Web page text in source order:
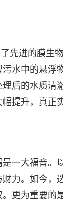
先进的膜生
水中的悬
后的水质
提升，真正
一大福音
力。如今
更为重要